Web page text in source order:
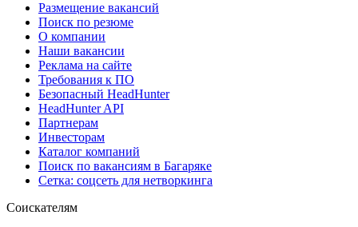
Размещение вакансий
Поиск по резюме
О компании
Наши вакансии
Реклама на сайте
Требования к ПО
Безопасный HeadHunter
HeadHunter API
Партнерам
Инвесторам
Каталог компаний
Поиск по вакансиям в Багаряке
Сетка: соцсеть для нетворкинга
Соискателям